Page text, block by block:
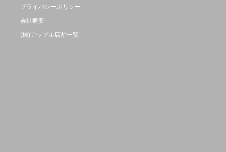
プライバシーポリシー
会社概要
(株)アップル店舗一覧